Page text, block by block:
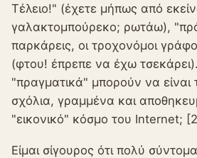
Τέλειο!" (έχετε μήπως από
γαλακτομπούρεκο; ρωτάω),
παρκάρεις, οι τροχονόμοι
(φτου! έπρεπε να έχω
"πραγματικά" μπορούν να
σχόλια, γραμμένα και
"εικονικό" κόσμο του Internet;
Είμαι σίγουρος ότι πολύ